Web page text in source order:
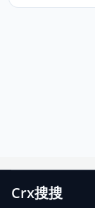
Crx搜搜